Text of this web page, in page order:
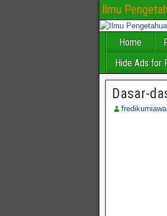
Ilmu
Home
Hide Ads for
Dasar-